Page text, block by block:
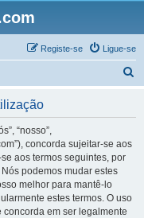
Ligue-se
Registe-se
“nosso”,
concorda sujeitar-se aos
aos termos seguintes, por
podemos mudar estes
melhor para mantê-lo
estes termos. O uso
concorda em ser legalmente